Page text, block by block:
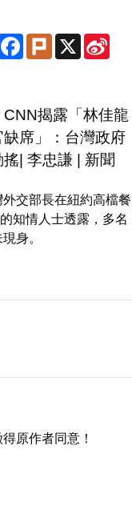
Facebook
Plurk X
揭露「林佳龍
席」：台灣政府
| 李忠謙 | 新聞
交部長在紐約高檔餐
知情人士透露，多名
身。
原作者同意！